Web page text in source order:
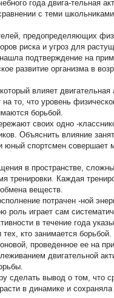
года двига-тельная
с теми
предопределяющих
риска и угроз для
подтверждение на
развитие организма в
влияет
то, что уровень
борьбой.
своих одно -
Объяснить влияние
юный спортсмен совершает
в пространстве,
Каждая
веществ.
потрачен -ной
роль играет сам
в течение года
кто занимается борьбой.
проведенное ее на
двигательной
сделать вывод о том, что
в динамике и